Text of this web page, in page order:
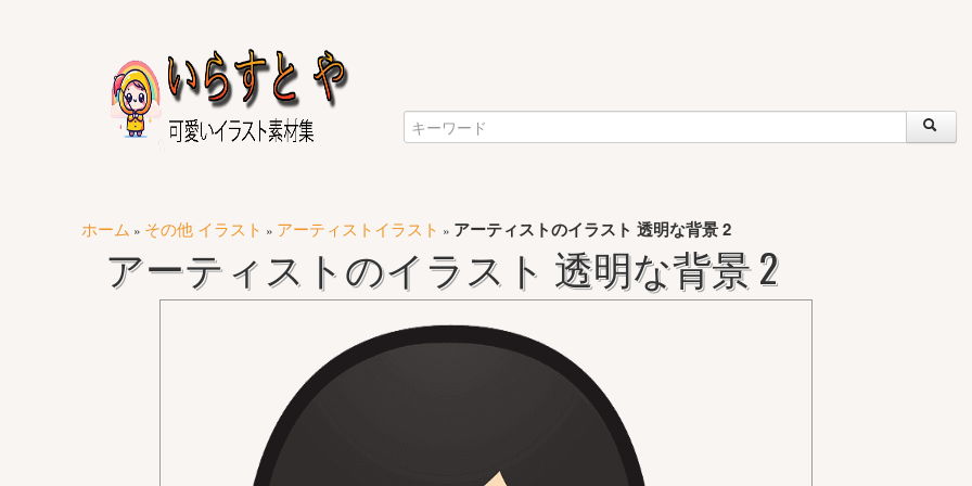
ホーム » その他 イラスト » アーティストイラスト » アーティストのイラスト 透明な背景 2
アーティストのイラスト 透明な背景 2